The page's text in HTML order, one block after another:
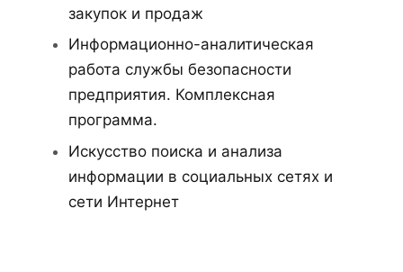
закупок и продаж
Информационно-аналитическая
работа службы безопасности
предприятия. Комплексная
программа.
Искусство поиска и анализа
информации в социальных сетях и
сети Интернет